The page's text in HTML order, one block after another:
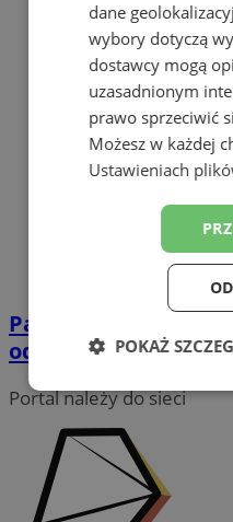
Pamiętajcie o
odpadów
Portal należy do sieci
dane
wybory dotyczą
dostawcy mogą
uzasadnionym
prawo sprzeciwić
Możesz w każdej
Ustawieniach
POKAŻ
Niezbędne